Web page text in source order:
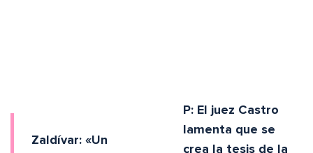
Zaldívar: «Un
P: El juez Castro
lamenta que se
crea la tesis de la